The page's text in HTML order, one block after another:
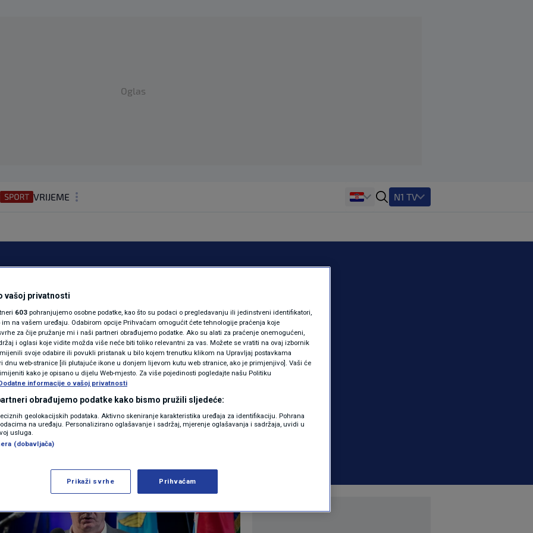
Oglas
VRIJEME
REGIJA
MAGAZIN
KOLUMNE
N1(DIS)INFO
KLIMATSKE PROMJENE
FOTO
VIDEO
N1 TV
će interna klika
Vrhovnog
20:12 VIJESTI | 0 komentara
Više
vašoj privatnosti
603 pohranjujemo osobne podatke, kao što su podaci o pregledavanju ili jedinstveni identifikatori,
na vašem uređaju. Odabirom opcije Prihvaćam omogućit ćete tehnologije praćenja koje
za čije pružanje mi i naši partneri obrađujemo podatke. Ako su alati za praćenje onemogućeni,
i oglasi koje vidite možda više neće biti toliko relevantni za vas. Možete se vratiti na ovaj izbornik
svoje odabire ili povukli pristanak u bilo kojem trenutku klikom na Upravljaj postavkama
dnu web-stranice [ili plutajuće ikone u donjem lijevom kutu web stranice, ako je primjenjivo]. Vaši će
kako je opisano u dijelu Web-mjesto. Za više pojedinosti pogledajte našu Politiku
informacije o vašoj privatnosti
obrađujemo podatke kako bismo pružili sljedeće:
geolokacijskih podataka. Aktivno skeniranje karakteristika uređaja za identifikaciju. Pohrana
na uređaju. Personalizirano oglašavanje i sadržaj, mjerenje oglašavanja i sadržaja, uvidi u
usluga.
(dobavljača)
Prikaži svrhe Prihvaćam